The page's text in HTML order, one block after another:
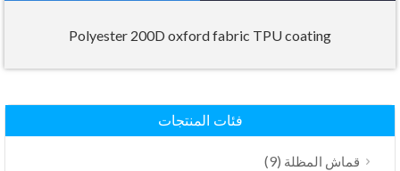
Polyester 200D oxford fabric TPU coating
فئات المنتجات
قماش المظلة(9)